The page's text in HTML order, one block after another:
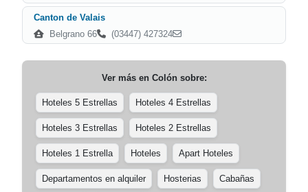
Canton de Valais
Belgrano 66
(03447) 427324
Ver más en Colónsobre:
Hoteles 5 Estrellas Hoteles 4 Estrellas
Hoteles 3 Estrellas Hoteles 2 Estrellas
Hoteles 1 Estrella Hoteles Apart Hoteles
Departamentos en alquiler Hosterias Cabañas